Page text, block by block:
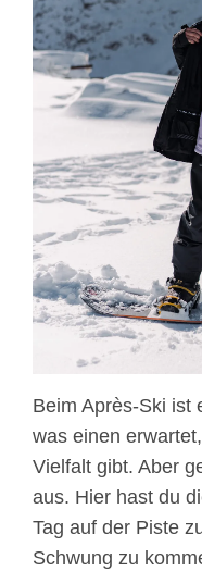
Beim Après-Ski ist
was einen
Vielfalt gibt. Aber
aus. Hier hast du
Tag auf der Piste
Schwung zu